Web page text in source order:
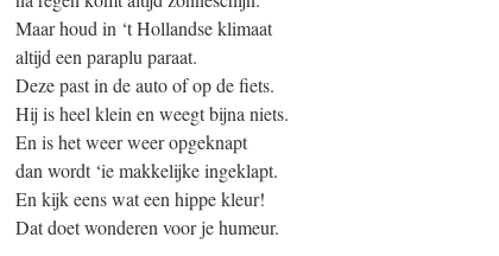
Maar houd in ‘t Hollandse klimaat
altijd een paraplu paraat.
Deze past in de auto of op de fiets.
Hij is heel klein en weegt bijna niets.
En is het weer weer opgeknapt
dan wordt ‘ie makkelijke ingeklapt.
En kijk eens wat een hippe kleur!
Dat doet wonderen voor je humeur.